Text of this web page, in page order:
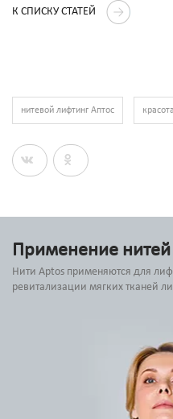
К СПИСКУ СТАТЕЙ
нитевой лифтинг Аптос красота
Применение нитей
Нити Aptos применяются для
ревитализации мягких тканей